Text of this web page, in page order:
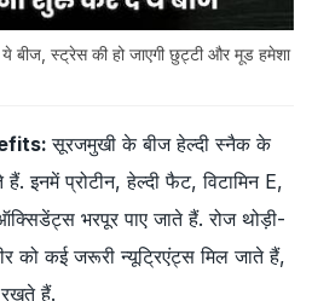
स्ट्रेस की हो जाएगी छुट्टी और मूड हमेशा
सूरजमुखी के बीज हेल्दी स्नैक के
इनमें प्रोटीन, हेल्दी फैट, विटामिन E,
भरपूर पाए जाते हैं. रोज थोड़ी-
को कई जरूरी न्यूट्रिएंट्स मिल जाते हैं,
हैं.